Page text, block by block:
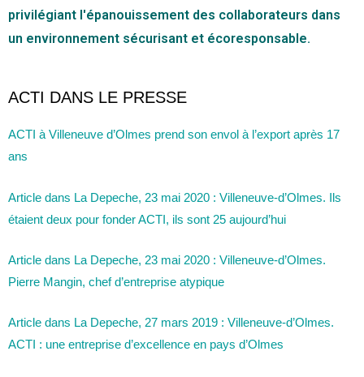
privilégiant l'épanouissement des collaborateurs dans
un environnement sécurisant et écoresponsable.
ACTI DANS LE PRESSE
ACTI à Villeneuve d’Olmes prend son envol à l’export après 17
ans
Article dans La Depeche, 23 mai 2020 : Villeneuve-d’Olmes. Ils
étaient deux pour fonder ACTI, ils sont 25 aujourd’hui
Article dans La Depeche, 23 mai 2020 : Villeneuve-d’Olmes.
Pierre Mangin, chef d’entreprise atypique
Article dans La Depeche, 27 mars 2019 : Villeneuve-d’Olmes.
ACTI : une entreprise d’excellence en pays d’Olmes